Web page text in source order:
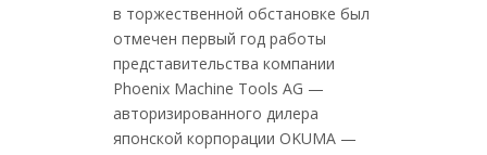
в торжественной обстановке был
отмечен первый год работы
представительства компании
Phoenix Machine Tools AG —
авторизированного дилера
японской корпорации OKUMA —